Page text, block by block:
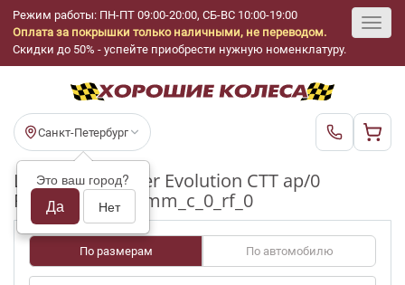
Режим работы: ПН-ПТ 09:00-20:00, СБ-ВС 10:00-19:00
Оплата за покрышки только наличными, не переводом.
Скидки до 50% - успейте приобрести нужную номенклатуру.
Санкт-Петербург
Это ваш город?
Да Нет
Шины бу Cooper Evolution CTT ap/0
R19_225_55_3-4mm_c_0_rf_0
По размерам По автомобилю